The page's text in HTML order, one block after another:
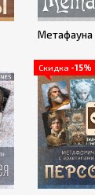
Метафауна
Скидка -15%